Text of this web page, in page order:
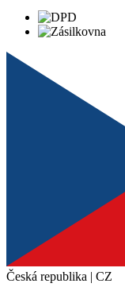
Česká republika | CZ